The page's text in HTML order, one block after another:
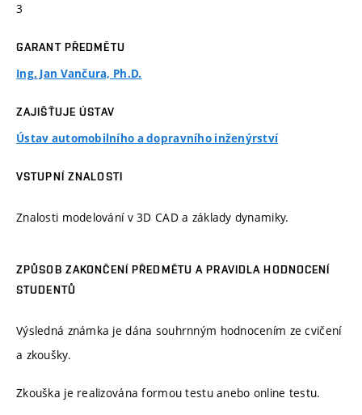
3
GARANT PŘEDMĚTU
Ing. Jan Vančura, Ph.D.
ZAJIŠŤUJE ÚSTAV
Ústav automobilního a dopravního inženýrství
VSTUPNÍ ZNALOSTI
Znalosti modelování v 3D CAD a základy dynamiky.
ZPŮSOB ZAKONČENÍ PŘEDMĚTU A PRAVIDLA HODNOCENÍ
STUDENTŮ
Výsledná známka je dána souhrnným hodnocením ze cvičení
a zkoušky.
Zkouška je realizována formou testu anebo online testu.